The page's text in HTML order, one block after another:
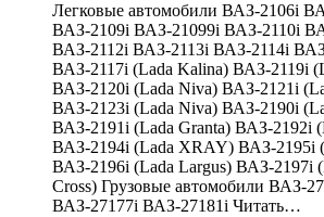
Легковые автомобили ВАЗ-2106i
ВАЗ-2109i ВАЗ-21099i ВАЗ-2110i
ВАЗ-2112i ВАЗ-2113i ВАЗ-2114i
ВАЗ-2117i (Lada Kalina) ВАЗ-2119i
ВАЗ-2120i (Lada Niva) ВАЗ-2121i
ВАЗ-2123i (Lada Niva) ВАЗ-2190i
ВАЗ-2191i (Lada Granta) ВАЗ-2192i
ВАЗ-2194i (Lada XRAY) ВАЗ-2195i
ВАЗ-2196i (Lada Largus) ВАЗ-2197i
Cross) Грузовые автомобили ВАЗ-
ВАЗ-27177i ВАЗ-27181i Читать…